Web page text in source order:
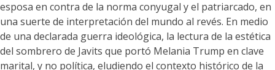
esposa en contra de la norma conyugal y el patriarcado, en
una suerte de interpretación del mundo al revés. En medio
de una declarada guerra ideológica, la lectura de la estética
del sombrero de Javits que portó Melania Trump en clave
marital, y no política, eludiendo el contexto histórico de la